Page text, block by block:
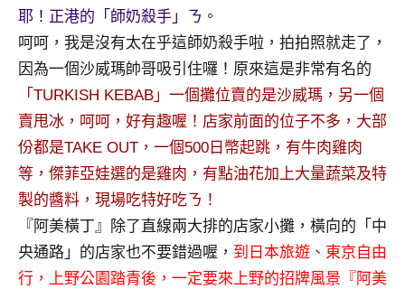
欄、
觀
光
局
合
作
達
人
對
象。
★
耶！正港的「師奶殺手」ㄋ。
呵呵，我是沒有太在乎這師奶殺手啦，拍拍照就走了，
因為一個沙威瑪帥哥吸引住囉！原來這是非常有名的
「TURKISH KEBAB」一個攤位賣的是沙威瑪，另一個
賣甩冰，呵呵，好有趣喔！店家前面的位子不多，大部
份都是TAKE OUT，一個500日幣起跳，有牛肉雞肉
等，傑菲亞娃選的是雞肉，有點油花加上大量蔬菜及特
製的醬料，現場吃特好吃ㄋ！
『阿美橫丁』除了直線兩大排的店家小攤，橫向的「中
央通路」的店家也不要錯過喔， 到日本旅遊、東京自由
行，上野公園踏青後，一定要來上野的招牌風景『阿美